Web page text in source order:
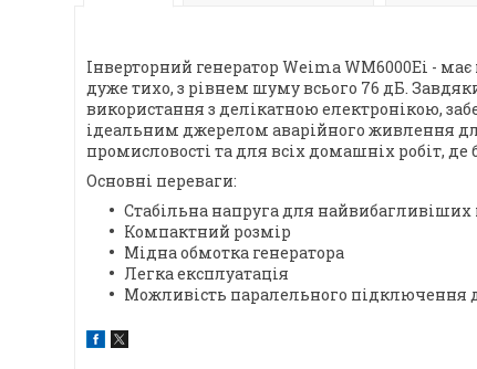
Інверторний генератор Weima WM6000Ei -
дуже тихо, з рівнем шуму всього 76 дБ.
використання з делікатною електронікою,
ідеальним джерелом аварійного живлення
промисловості та для всіх домашніх робіт, де
Основні переваги:
Стабільна напруга для найвибагливіших
Компактний розмір
Мідна обмотка генератора
Легка експлуатація
Можливість паралельного підключення